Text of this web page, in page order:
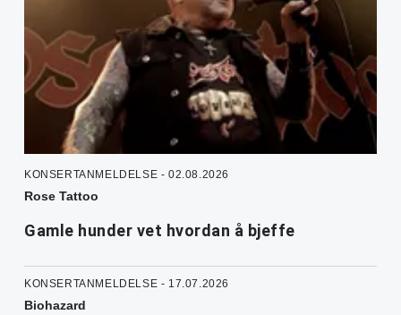
KONSERTANMELDELSE - 02.08.2026
Rose Tattoo
Gamle hunder vet hvordan å bjeffe
KONSERTANMELDELSE - 17.07.2026
Biohazard